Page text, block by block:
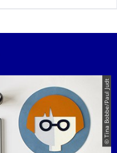
© Tina Bobbe/Paul Judt